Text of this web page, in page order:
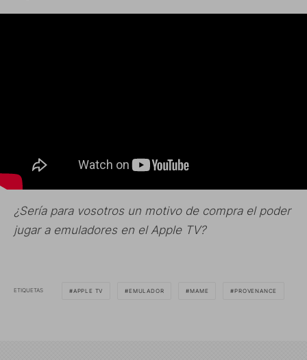
¿Sería para vosotros un motivo de compra el poder
jugar a emuladores en el Apple TV?
ETIQUETAS APPLE TV EMULADOR MAME PROVENANCE